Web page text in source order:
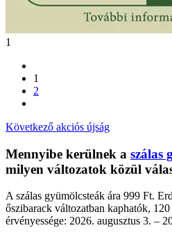
1
1
2
Következő akciós újság
Mennyibe kerülnek a szálas
milyen változatok közül
A szálas gyümölcsteák ára 999 Ft.
őszibarack változatban kaphatók,
érvényessége: 2026. augusztus 3. –